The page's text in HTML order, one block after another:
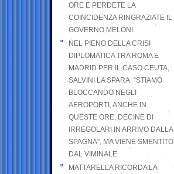
ORE E PERDETE LA
COINCIDENZA RINGRAZIATE IL
GOVERNO MELONI
NEL PIENO DELLA CRISI
DIPLOMATICA TRA ROMA E
MADRID PER IL CASO CEUTA,
SALVINI LA SPARA: “STIAMO
BLOCCANDO NEGLI
AEROPORTI, ANCHE IN
QUESTE ORE, DECINE DI
IRREGOLARI IN ARRIVO DALLA
SPAGNA”, MA VIENE SMENTITO
DAL VIMINALE
MATTARELLA RICORDA LA